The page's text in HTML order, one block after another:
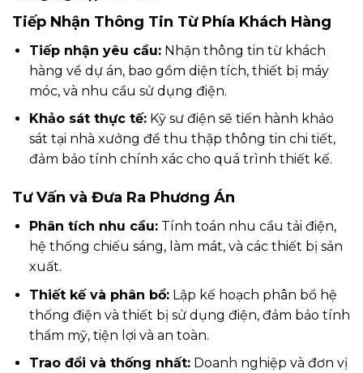
Tiếp Nhận Thông Tin Từ Phía Khách Hàng
Tiếp nhận yêu cầu:Nhận thông tin từ khách
hàng về dự án, bao gồm diện tích, thiết bị máy
móc, và nhu cầu sử dụng điện.
Khảo sát thực tế:Kỹ sư điện sẽ tiến hành khảo
sát tại nhà xưởng để thu thập thông tin chi tiết,
đảm bảo tính chính xác cho quá trình thiết kế.
Tư Vấn và Đưa Ra Phương Án
Phân tích nhu cầu:Tính toán nhu cầu tải điện,
hệ thống chiếu sáng, làm mát, và các thiết bị sản
xuất.
Thiết kế và phân bổ:Lập kế hoạch phân bổ hệ
thống điện và thiết bị sử dụng điện, đảm bảo tính
thẩm mỹ, tiện lợi và an toàn.
Trao đổi và thống nhất:Doanh nghiệp và đơn vị